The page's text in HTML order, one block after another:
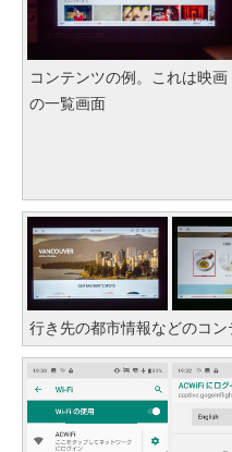
コンテンツの例。これは映画
の一覧画面
行き先の都市情報などのコン